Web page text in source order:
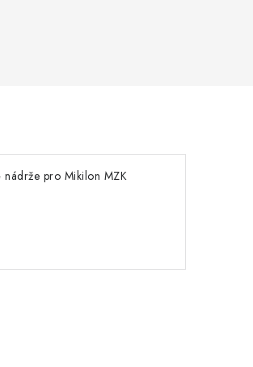
nádrže pro Mikilon MZK